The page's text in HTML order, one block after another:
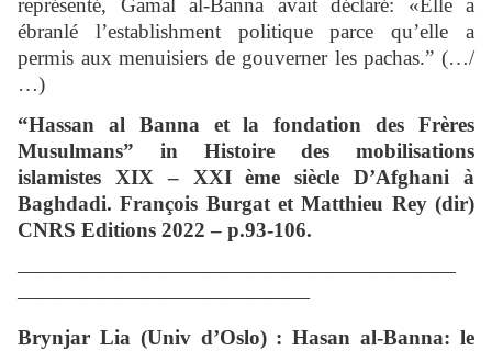
représenté, Gamal al-Banna avait déclaré: «Elle a
ébranlé l’establishment politique parce qu’elle a
permis aux menuisiers de gouverner les pachas.” (…/
…)
“Hassan al Banna et la fondation des Frères
Musulmans” in Histoire des mobilisations
islamistes XIX – XXI ème siècle D’Afghani à
Baghdadi. François Burgat et Matthieu Rey (dir)
CNRS Editions 2022 – p.93-106.
—————————————————————
——————————————
Brynjar Lia (Univ d’Oslo) : Hasan al-Banna: le